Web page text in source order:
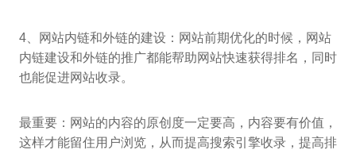
4、网站内链和外链的建设：网站前期优化的时候，网站
内链建设和外链的推广都能帮助网站快速获得排名，同时
也能促进网站收录。
最重要：网站的内容的原创度一定要高，内容要有价值，
这样才能留住用户浏览，从而提高搜索引擎收录，提高排